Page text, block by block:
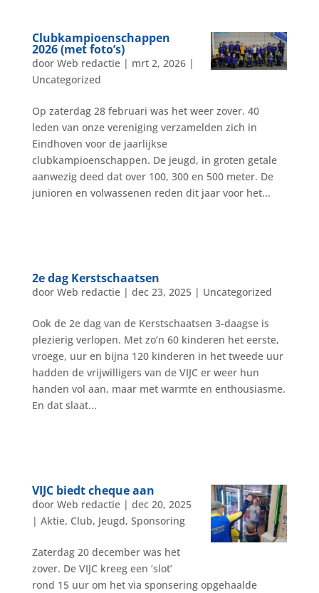
Clubkampioenschappen
2026 (met foto’s)
door Web redactie| mrt 2, 2026|
Uncategorized
Op zaterdag 28 februari was het weer zover. 40
leden van onze vereniging verzamelden zich in
Eindhoven voor de jaarlijkse
clubkampioenschappen. De jeugd, in groten getale
aanwezig deed dat over 100, 300 en 500 meter. De
junioren en volwassenen reden dit jaar voor het...
2e dag Kerstschaatsen
door Web redactie| dec 23, 2025| Uncategorized
Ook de 2e dag van de Kerstschaatsen 3-daagse is
plezierig verlopen. Met zo’n 60 kinderen het eerste,
vroege, uur en bijna 120 kinderen in het tweede uur
hadden de vrijwilligers van de VIJC er weer hun
handen vol aan, maar met warmte en enthousiasme.
En dat slaat...
VIJC biedt cheque aan
door Web redactie| dec 20, 2025
| Aktie, Club, Jeugd, Sponsoring
Zaterdag 20 december was het
zover. De VIJC kreeg een ‘slot’
rond 15 uur om het via sponsering opgehaalde